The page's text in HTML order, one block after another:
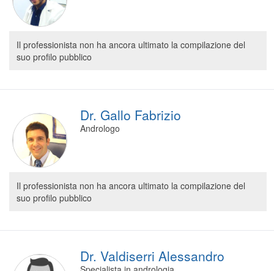
Il professionista non ha ancora ultimato la compilazione del
suo profilo pubblico
Dr. Gallo Fabrizio
Andrologo
Il professionista non ha ancora ultimato la compilazione del
suo profilo pubblico
Dr. Valdiserri Alessandro